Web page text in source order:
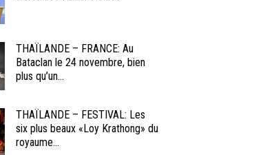
THAÏLANDE – FRANCE: Au
Bataclan le 24 novembre, bien
plus qu’un...
THAÏLANDE – FESTIVAL: Les
six plus beaux «Loy Krathong» du
royaume...